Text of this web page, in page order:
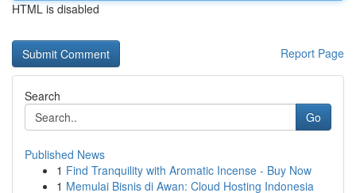
HTML is disabled
Report Page
Search
Go
Published News
1 Find Tranquility with Aromatic Incense - Buy Now
1 Memulai Bisnis di Awan: Cloud Hosting Indonesia